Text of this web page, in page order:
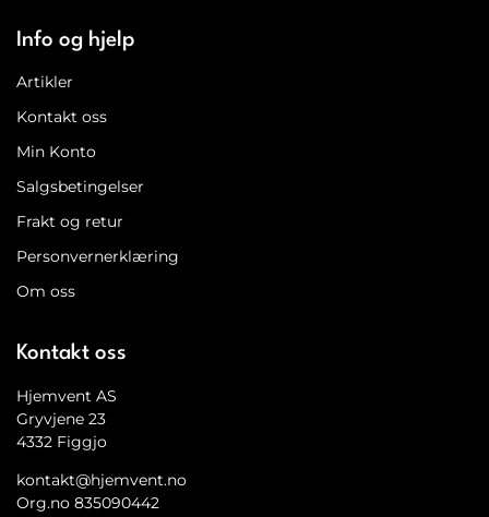
Info og hjelp
Artikler
Kontakt oss
Min Konto
Salgsbetingelser
Frakt og retur
Personvernerklæring
Om oss
Kontakt oss
Hjemvent AS
Gryvjene 23
4332 Figgjo
kontakt@hjemvent.no
Org.no 835090442